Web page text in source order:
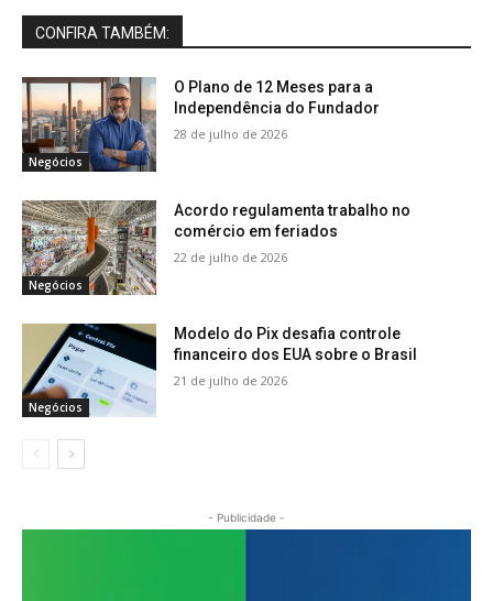
CONFIRA TAMBÉM:
Negócios
O Plano de 12 Meses para a
Independência do Fundador
28 de julho de 2026
Negócios
Acordo regulamenta trabalho no
comércio em feriados
22 de julho de 2026
Negócios
Modelo do Pix desafia controle
financeiro dos EUA sobre o Brasil
21 de julho de 2026
- Publicidade -